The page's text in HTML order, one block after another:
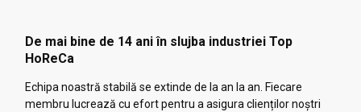
De mai bine de 14 ani în slujba industriei Top
HoReCa
Echipa noastră stabilă se extinde de la an la an. Fiecare
membru lucrează cu efort pentru a asigura clienților noștri